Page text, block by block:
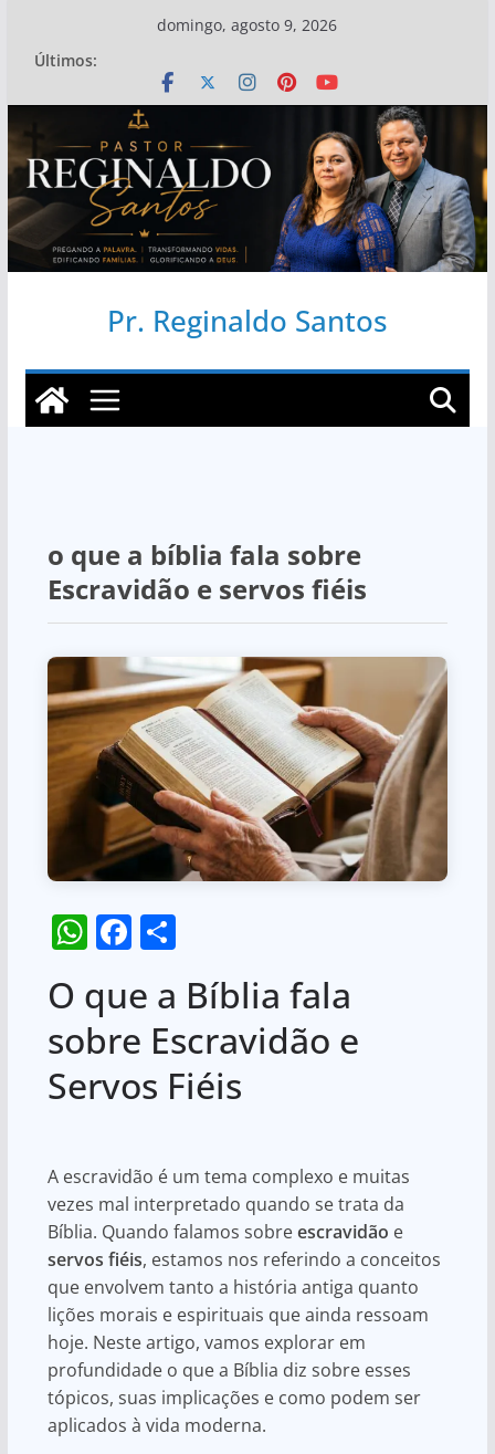
conteúdo
domingo, agosto 9, 2026
Últimos:
Pr. Reginaldo Santos
o que a bíblia fala sobre
Escravidão e servos fiéis
W
h
at
s
A
p
F
a
c
e
b
o
k
S
ar
e
O que a Bíblia fala
sobre Escravidão e
Servos Fiéis
A escravidão é um tema complexo e muitas
vezes mal interpretado quando se trata da
Bíblia. Quando falamos sobreescravidão e
servos fiéis, estamos nos referindo a conceitos
que envolvem tanto a história antiga quanto
lições morais e espirituais que ainda ressoam
hoje. Neste artigo, vamos explorar em
profundidade o que a Bíblia diz sobre esses
tópicos, suas implicações e como podem ser
aplicados à vida moderna.